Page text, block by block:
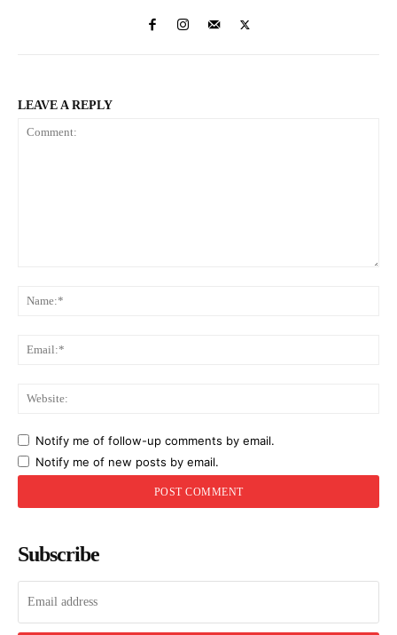
LEAVE A REPLY
Notify me of follow-up comments by email.
Notify me of new posts by email.
Subscribe